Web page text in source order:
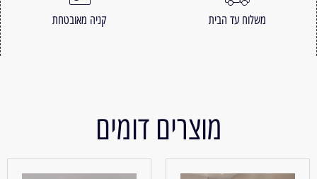
משלוח עד הבית קניה מאובטחת
מוצרים דומים